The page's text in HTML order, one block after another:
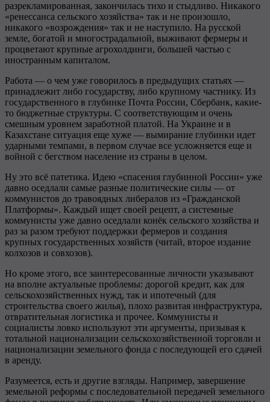
разрекламированная, закончилась тихо и стыдливо. Никакого
«ренессанса сельского хозяйства» так и не произошло,
никакого «возрождения» так и не наступило. На русской
земле, богатой и многострадальной, выживают фермеры и
процветают крупные агрохолдинги, большей частью с
иностранным капиталом.
Работа — о чем уже говорилось в предыдущих статьях —
принадлежит либо государству, либо крупному частнику. Из
государственного в глубинке Почта России, Сбербанк, какие-
то бюджетные структуры. С соответствующим и очень
смешным уровнем заработной платой. На Украине и в
Казахстане ситуация еще хуже — вымирание глубинки идет
ударными темпами, в первом случае все усложняется еще и
войной с бегством население из страны в целом.
Ну это всё патетика. Идею «спасения глубинной России» уже
давно оседлали самые разные политические силы — от
коммунистов до травоядных либералов из «Гражданской
Платформы». Каждый ищет своей рецепт, а системные
коммунисты уже давно оседлали конёк сельского хозяйства и
раз за разом требуют поддержки фермеров и создания
крупных государственных хозяйств (читай, второе издание
колхозов и совхозов).
Но кроме этого, все заинтересованные личности указывают
на вполне актуальные проблемы: дорогой кредит, как для
сельскохозяйственных нужд, так и ипотечный (для
строительства своего жилья), плохо развитая инфраструктура,
отвратительная логистика и прочее. Коммунисты и
социалисты ловко используют эти аргументы, призывая к
тотальной национализации сельскохозяйственной торговли и
национализации земельного фонда с последующей его сдачей
в аренду.
Разумеется, есть и другие взгляды. Например, завершение
земельной реформы с последовательной передачей земельного